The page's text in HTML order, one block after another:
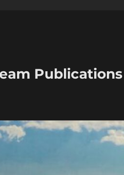
Publications